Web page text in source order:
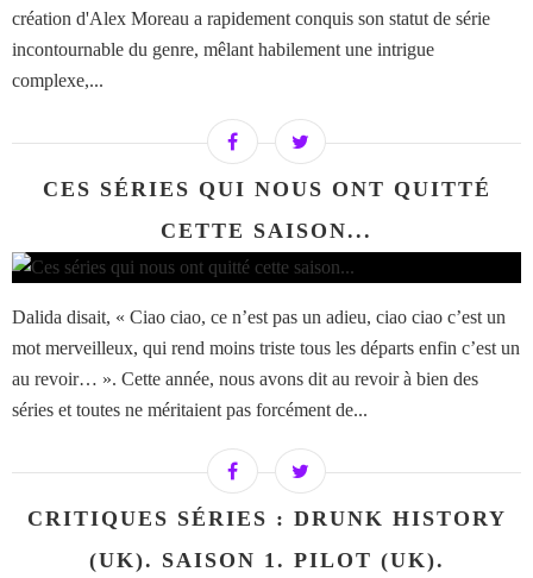
création d'Alex Moreau a rapidement conquis son statut de série
incontournable du genre, mêlant habilement une intrigue
complexe,...
CES SÉRIES QUI NOUS ONT QUITTÉ
CETTE SAISON...
Dalida disait, « Ciao ciao, ce n’est pas un adieu, ciao ciao c’est un
mot merveilleux, qui rend moins triste tous les départs enfin c’est un
au revoir… ». Cette année, nous avons dit au revoir à bien des
séries et toutes ne méritaient pas forcément de...
CRITIQUES SÉRIES : DRUNK HISTORY
(UK). SAISON 1. PILOT (UK).